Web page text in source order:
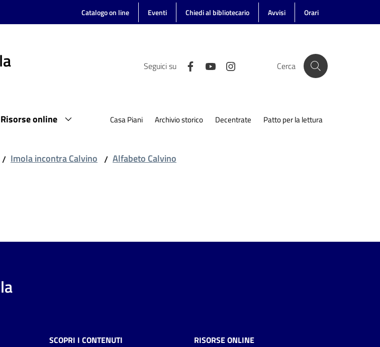
Catalogo on line Eventi Chiedi al bibliotecario Avvisi Orari
Seguici su Cerca
Risorse online Casa Piani Archivio storico Decentrate Patto per la lettura
/ Imola incontra Calvino / Alfabeto Calvino
SCOPRI I CONTENUTI RISORSE ONLINE